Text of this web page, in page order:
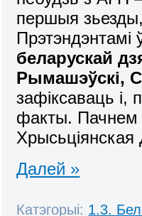
першыя
беларускай
Рымашэўскі,
зафіксаваць і,
факты. Пачнем
Хрысьціянская
Далей »
Катэгорыі: 1.3.